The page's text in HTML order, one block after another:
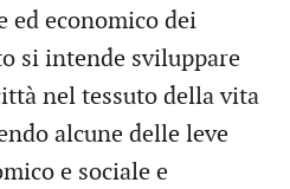
ed economico dei
si intende sviluppare
nel tessuto della vita
alcune delle leve
e sociale e